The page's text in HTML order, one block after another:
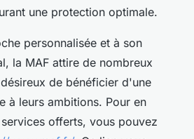
une protection optimale.
personnalisée et à son
la MAF attire de nombreux
de bénéficier d'une
à leurs ambitions. Pour en
offerts, vous pouvez